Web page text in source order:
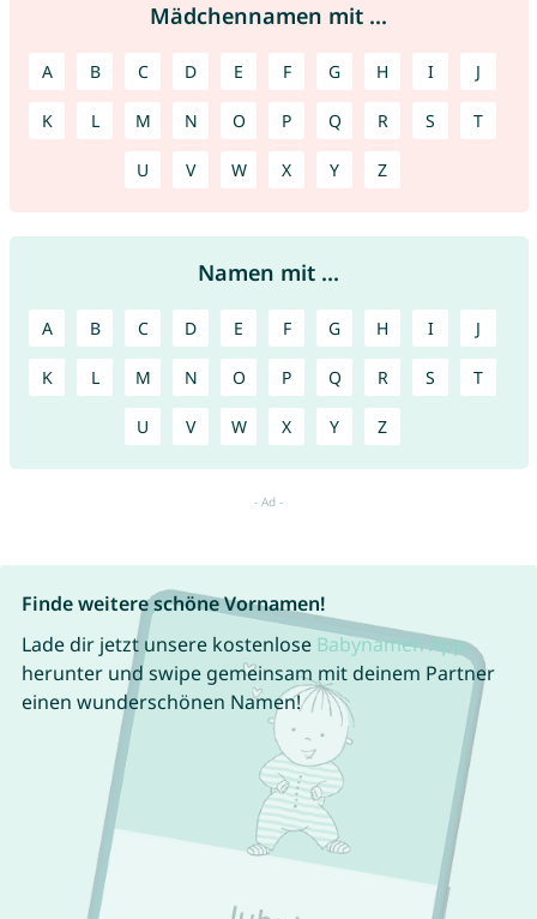
Mädchennamen mit ...
A B C D E F G H I J
K L M N O P Q R S T
U V W X Y Z
Namen mit ...
A B C D E F G H I J
K L M N O P Q R S T
U V W X Y Z
Finde weitere schöne Vornamen!
Lade dir jetzt unsere kostenlose Babynamen App
herunter und swipe gemeinsam mit deinem Partner
einen wunderschönen Namen!